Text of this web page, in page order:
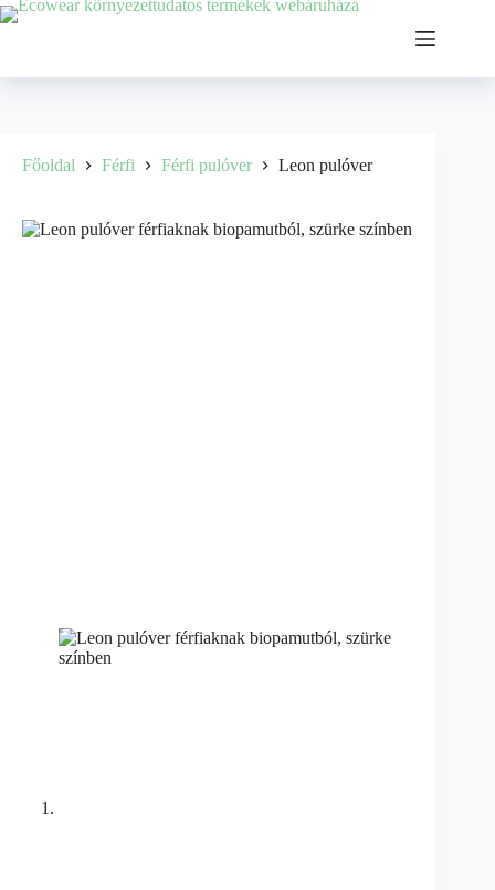
Főoldal Férfi Férfi pulóver Leon pulóver